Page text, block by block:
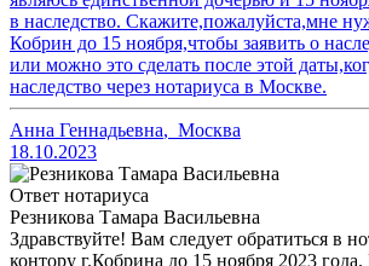
в наследство. Скажите,пожалуйста,мне
Кобрин до 15 ноября,чтобы заявить о
или можно это сделать после этой
наследство через нотариуса в Москве.
Анна Геннадьевна, Москва
18.10.2023
Ответ нотариуса
Резникова Тамара Васильевна
Здравствуйте! Вам следует обратиться в
контору г.Кобрина до 15 ноября 2023